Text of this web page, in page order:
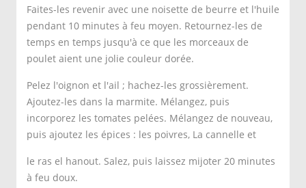
Faites-les revenir avec une noisette de beurre et l'huile
pendant 10 minutes à feu moyen. Retournez-les de
temps en temps jusqu'à ce que les morceaux de
poulet aient une jolie couleur dorée.
Pelez l'oignon et l'ail ; hachez-les grossièrement.
Ajoutez-les dans la marmite. Mélangez, puis
incorporez les tomates pelées. Mélangez de nouveau,
puis ajoutez les épices : les poivres, La cannelle et
le ras el hanout. Salez, puis laissez mijoter 20 minutes
à feu doux.